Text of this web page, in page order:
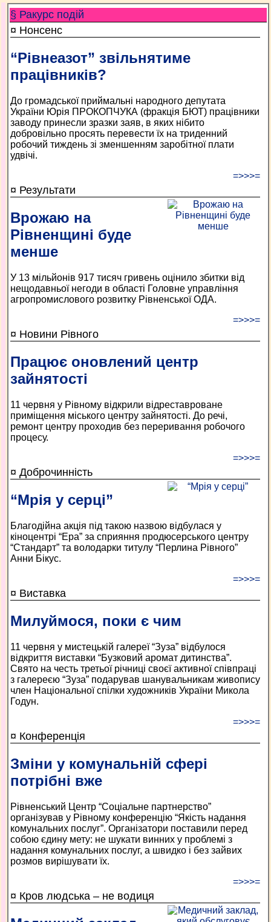
§ Ракурс подій
¤ Нонсенс
“Рівнеазот” звільнятиме
працівників?
До громадської приймальні народного депутата
України Юрія ПРОКОПЧУКА (фракція БЮТ) працівники
заводу принесли зразки заяв, в яких нібито
добровільно просять перевести їх на триденний
робочий тиждень зі зменшенням заробітної плати
удвічі.
=>>>=
¤ Результати
Врожаю на
Рівненщині буде
менше
У 13 мільйонів 917 тисяч гривень оцінило збитки від
нещодавньої негоди в області Головне управління
агропромислового розвитку Рівненської ОДА.
=>>>=
¤ Новини Рівного
Працює оновлений центр
зайнятості
11 червня у Рівному відкрили відреставроване
приміщення міського центру зайнятості. До речі,
ремонт центру проходив без переривання робочого
процесу.
=>>>=
¤ Доброчинність
“Мрія у серці”
Благодійна акція під такою назвою відбулася у
кіноцентрі “Ера” за сприяння продюсерського центру
“Стандарт” та володарки титулу “Перлина Рівного”
Анни Бікус.
=>>>=
¤ Виставка
Милуймося, поки є чим
11 червня у мистецькій галереї “Зуза” відбулося
відкриття виставки “Бузковий аромат дитинства”.
Свято на честь третьої річниці своєї активної співпраці
з галереєю “Зуза” подарував шанувальникам живопису
член Національної спілки художників України Микола
Годун.
=>>>=
¤ Конференція
Зміни у комунальній сфері
потрібні вже
Рівненський Центр “Соціальне партнерство”
організував у Рівному конференцію “Якість надання
комунальних послуг”. Організатори поставили перед
собою єдину мету: не шукати винних у проблемі з
надання комунальних послуг, а швидко і без зайвих
розмов вирішувати їх.
=>>>=
¤ Кров людська – не водиця